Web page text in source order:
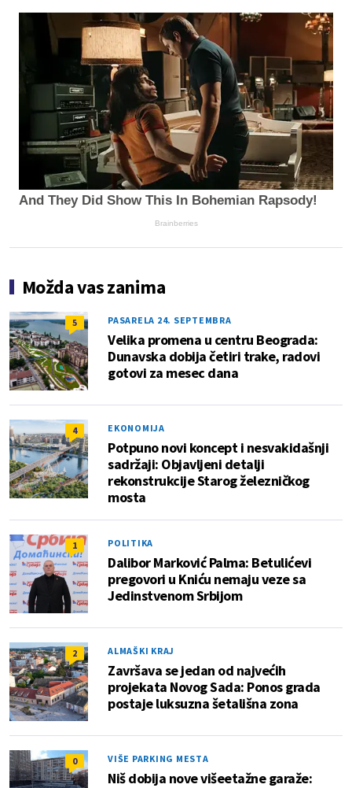
And They Did Show This In Bohemian Rapsody!
Brainberries
Možda vas zanima
5 PASARELA 24. SEPTEMBRA
Velika promena u centru Beograda:
Dunavska dobija četiri trake, radovi
gotovi za mesec dana
4 EKONOMIJA
Potpuno novi koncept i nesvakidašnji
sadržaji: Objavljeni detalji
rekonstrukcije Starog železničkog
mosta
1 POLITIKA
Dalibor Marković Palma: Betulićevi
pregovori u Kniću nemaju veze sa
Jedinstvenom Srbijom
2 ALMAŠKI KRAJ
Završava se jedan od najvećih
projekata Novog Sada: Ponos grada
postaje luksuzna šetališna zona
0 VIŠE PARKING MESTA
Niš dobija nove višeetažne garaže: